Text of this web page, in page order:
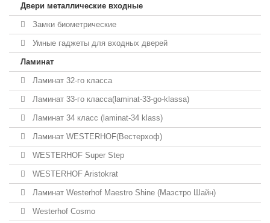
Двери металлические входные
Замки биометрические
Умные гаджеты для входных дверей
Ламинат
Ламинат 32-го класса
Ламинат 33-го класса(laminat-33-go-klassa)
Ламинат 34 класс (laminat-34 klass)
Ламинат WESTERHOF(Вестерхоф)
WESTERHOF Super Step
WESTERHOF Aristokrat
Ламинат Westerhof Maestro Shine (Маэстро Шайн)
Westerhof Cosmo